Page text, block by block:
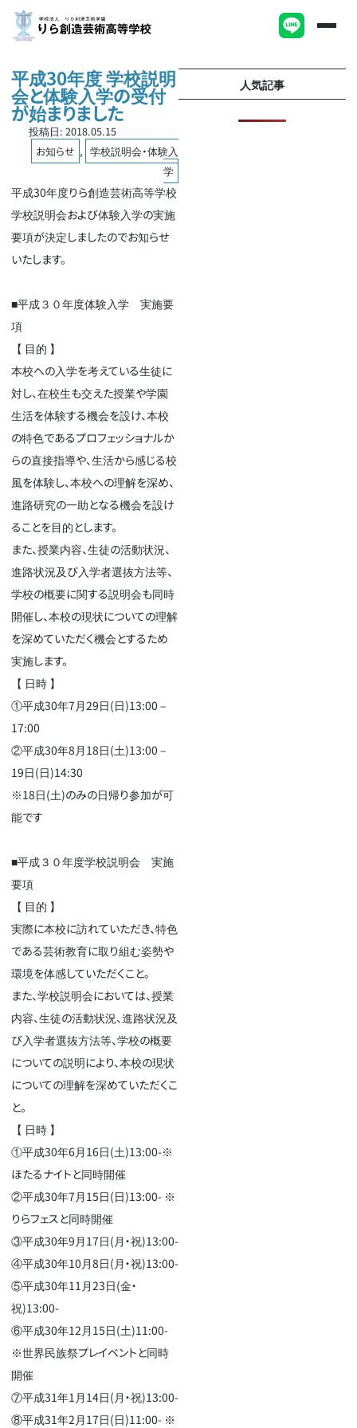
平成30年度 学校説明
会と体験入学の受付
が始まりました
投稿日: 2018.05.15
お知らせ , 学校説明会・体験入
学
平成30年度りら創造芸術高等学校
学校説明会および体験入学の実施
要項が決定しましたのでお知らせ
いたします。
■平成３０年度体験入学 実施要
項
【 目的 】
本校への入学を考えている生徒に
対し、在校生も交えた授業や学園
生活を体験する機会を設け、本校
の特色であるプロフェッショナルか
らの直接指導や、生活から感じる校
風を体験し、本校への理解を深め、
進路研究の一助となる機会を設け
ることを目的とします。
また、授業内容、生徒の活動状況、
進路状況及び入学者選抜方法等、
学校の概要に関する説明会も同時
開催し、本校の現状についての理解
を深めていただく機会とするため
実施します。
【 日時 】
①平成30年7月29日(日)13:00 –
17:00
②平成30年8月18日(土)13:00 –
19日(日)14:30
※18日(土)のみの日帰り参加が可
能です
■平成３０年度学校説明会 実施
要項
【 目的 】
実際に本校に訪れていただき、特色
である芸術教育に取り組む姿勢や
環境を体感していただくこと。
また、学校説明会においては、授業
内容、生徒の活動状況、進路状況及
び入学者選抜方法等、学校の概要
についての説明により、本校の現状
についての理解を深めていただくこ
と。
【 日時 】
①平成30年6月16日(土)13:00-※
ほたるナイトと同時開催
②平成30年7月15日(日)13:00- ※
りらフェスと同時開催
③平成30年9月17日(月・祝)13:00-
④平成30年10月8日(月・祝)13:00-
⑤平成30年11月23日(金・
祝)13:00-
⑥平成30年12月15日(土)11:00-
※世界民族祭プレイベントと同時
開催
⑦平成31年1月14日(月・祝)13:00-
⑧平成31年2月17日(日)11:00- ※
人気記事